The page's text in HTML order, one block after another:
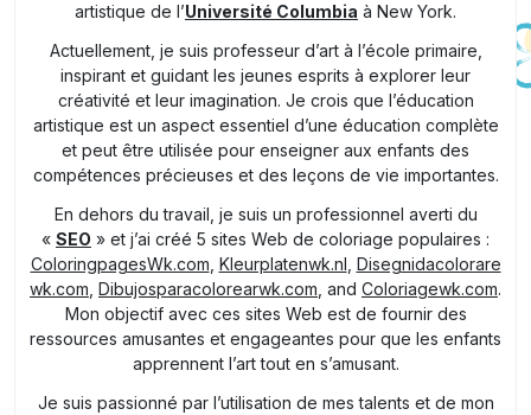
artistique de l’Université Columbia à New York.
Actuellement, je suis professeur d’art à l’école primaire,
inspirant et guidant les jeunes esprits à explorer leur
créativité et leur imagination. Je crois que l’éducation
artistique est un aspect essentiel d’une éducation complète
et peut être utilisée pour enseigner aux enfants des
compétences précieuses et des leçons de vie importantes.
En dehors du travail, je suis un professionnel averti du
« SEO » et j’ai créé 5 sites Web de coloriage populaires :
ColoringpagesWk.com, Kleurplatenwk.nl , Disegnidacolorare
wk.com, Dibujosparacolorearwk.com, and Coloriagewk.com.
Mon objectif avec ces sites Web est de fournir des
ressources amusantes et engageantes pour que les enfants
apprennent l’art tout en s’amusant.
Je suis passionné par l’utilisation de mes talents et de mon